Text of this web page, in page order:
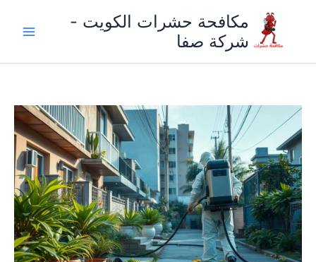
المحتوى
مكافحة حشرات الكويت -
شركة صفا